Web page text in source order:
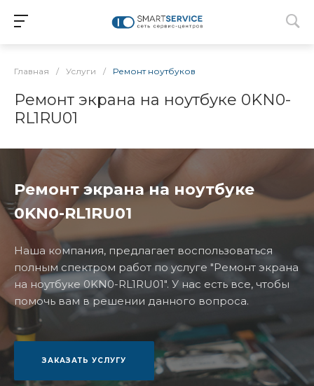
Главная / Услуги / Ремонт ноутбуков
Ремонт экрана на ноутбуке 0KN0-
RL1RU01
Ремонт экрана на ноутбуке
0KN0-RL1RU01
Наша компания, предлагает воспользоваться
полным спектром работ по услуге "Ремонт экрана
на ноутбуке 0KN0-RL1RU01". У нас есть все, чтобы
помочь вам в решении данного вопроса.
ЗАКАЗАТЬ УСЛУГУ